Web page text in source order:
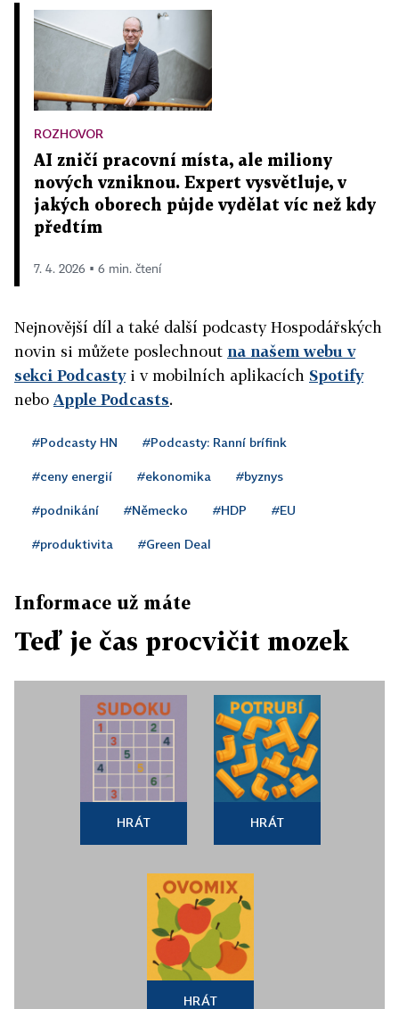
ROZHOVOR
AI zničí pracovní místa, ale miliony
nových vzniknou. Expert vysvětluje, v
jakých oborech půjde vydělat víc než kdy
předtím
7. 4. 2026 ▪ 6 min. čtení
Nejnovější díl a také další podcasty Hospodářských
novin si můžete poslechnout na našem webu v
sekci Podcastyi v mobilních aplikacích Spotify
nebo Apple Podcasts.
#Podcasty HN #Podcasty: Ranní brífink
#ceny energií #ekonomika #byznys
#podnikání #Německo #HDP #EU
#produktivita #Green Deal
Informace už máte
Teď je čas procvičit mozek
HRÁT HRÁT
HRÁT